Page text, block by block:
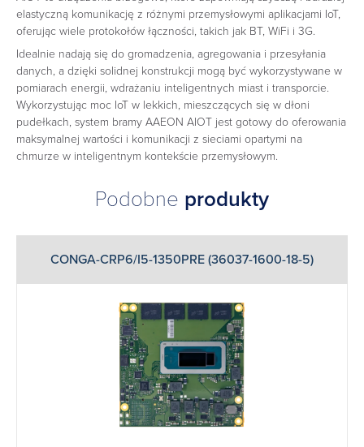
elastyczną komunikację z różnymi przemysłowymi aplikacjami IoT,
oferując wiele protokołów łączności, takich jak BT, WiFi i 3G.
Idealnie nadają się do gromadzenia, agregowania i przesyłania
danych, a dzięki solidnej konstrukcji mogą być wykorzystywane w
pomiarach energii, wdrażaniu inteligentnych miast i transporcie.
Wykorzystując moc IoT w lekkich, mieszczących się w dłoni
pudełkach, system bramy AAEON AIOT jest gotowy do oferowania
maksymalnej wartości i komunikacji z sieciami opartymi na
chmurze w inteligentnym kontekście przemysłowym.
Podobne produkty
CONGA-CRP6/I5-1350PRE (36037-1600-18-5)